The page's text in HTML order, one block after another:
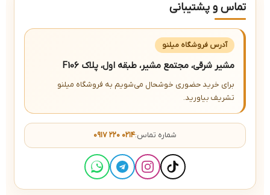
تماس و پشتیبانی
آدرس فروشگاه میلنو
مشیر شرقی، مجتمع مشیر، طبقه اول، پلاک F106
برای خرید حضوری خوشحال می‌شویم به فروشگاه میلنو
تشریف بیاورید.
شماره تماس:۰۹۱۷ ۲۲۰ ۰۲۱۴